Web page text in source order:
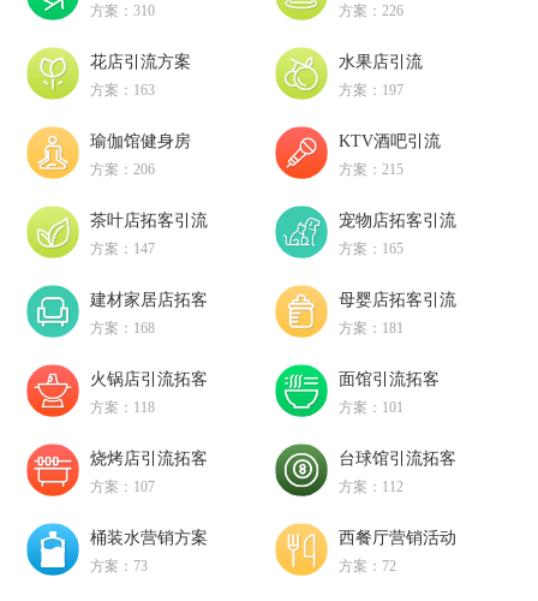
方案：310 方案：226
花店引流方案
方案：163
水果店引流
方案：197
瑜伽馆健身房
方案：206
KTV酒吧引流
方案：215
茶叶店拓客引流
方案：147
宠物店拓客引流
方案：165
建材家居店拓客
方案：168
母婴店拓客引流
方案：181
火锅店引流拓客
方案：118
面馆引流拓客
方案：101
烧烤店引流拓客
方案：107
台球馆引流拓客
方案：112
桶装水营销方案
方案：73
西餐厅营销活动
方案：72